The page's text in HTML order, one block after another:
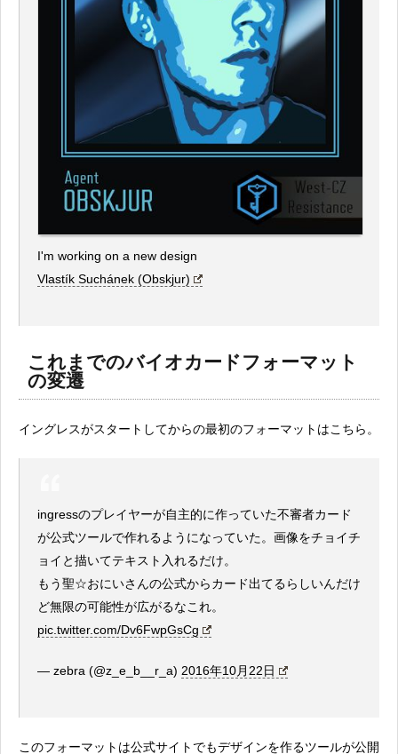
I'm working on a new design
Vlastík Suchánek (Obskjur)
これまでのバイオカードフォーマット
の変遷
イングレスがスタートしてからの最初のフォーマットはこちら。
ingressのプレイヤーが自主的に作っていた不審者カード
が公式ツールで作れるようになっていた。画像をチョイチ
ョイと描いてテキスト入れるだけ。
もう聖☆おにいさんの公式からカード出てるらしいんだけ
ど無限の可能性が広がるなこれ。
pic.twitter.com/Dv6FwpGsCg
— zebra (@z_e_b__r_a) 2016年10月22日
このフォーマットは公式サイトでもデザインを作るツールが公開